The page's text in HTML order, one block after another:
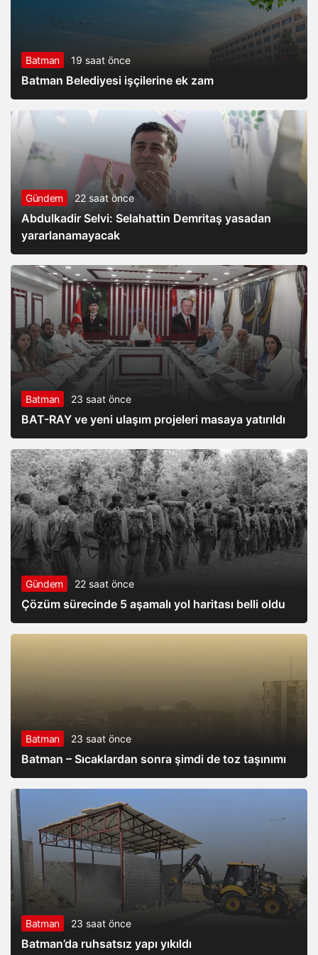
Batman 19 saat önce
Batman Belediyesi işçilerine ek zam
Gündem 22 saat önce
Abdulkadir Selvi: Selahattin Demritaş yasadan
yararlanamayacak
Batman 23 saat önce
BAT-RAY ve yeni ulaşım projeleri masaya yatırıldı
Gündem 22 saat önce
Çözüm sürecinde 5 aşamalı yol haritası belli oldu
Batman 23 saat önce
Batman – Sıcaklardan sonra şimdi de toz taşınımı
Batman 23 saat önce
Batman’da ruhsatsız yapı yıkıldı